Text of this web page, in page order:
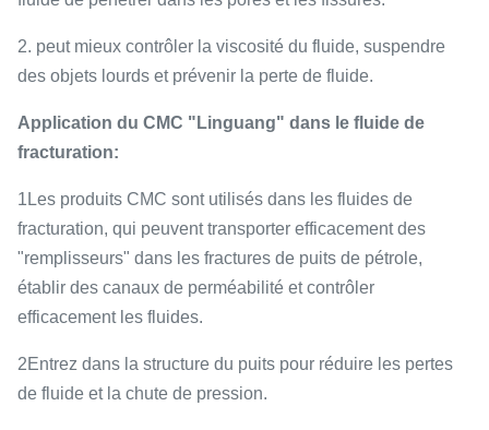
2. peut mieux contrôler la viscosité du fluide, suspendre
des objets lourds et prévenir la perte de fluide.
Application du CMC "Linguang" dans le fluide de
fracturation:
1Les produits CMC sont utilisés dans les fluides de
fracturation, qui peuvent transporter efficacement des
"remplisseurs" dans les fractures de puits de pétrole,
établir des canaux de perméabilité et contrôler
efficacement les fluides.
2Entrez dans la structure du puits pour réduire les pertes
de fluide et la chute de pression.